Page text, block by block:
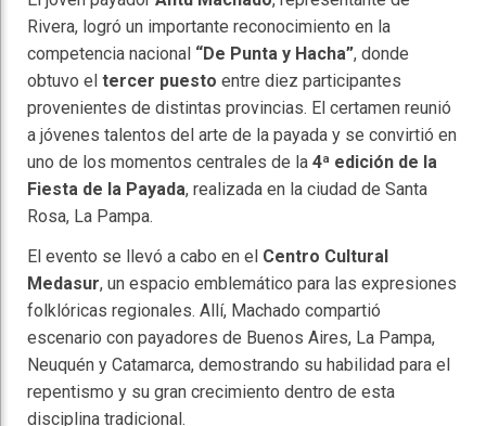
Rivera, logró un importante reconocimiento en la
competencia nacional “De Punta y Hacha”, donde
obtuvo el tercer puesto entre diez participantes
provenientes de distintas provincias. El certamen reunió
a jóvenes talentos del arte de la payada y se convirtió en
uno de los momentos centrales de la 4ª edición de la
Fiesta de la Payada, realizada en la ciudad de Santa
Rosa, La Pampa.
El evento se llevó a cabo en el Centro Cultural
Medasur, un espacio emblemático para las expresiones
folklóricas regionales. Allí, Machado compartió
escenario con payadores de Buenos Aires, La Pampa,
Neuquén y Catamarca, demostrando su habilidad para el
repentismo y su gran crecimiento dentro de esta
disciplina tradicional.